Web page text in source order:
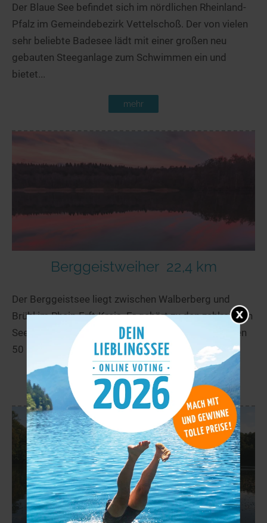
Der Blaue See befindet sich im nördlichen Rheinland-
Pfalz im Gemeindebezirk Vettelschoß. Der von vielen
sehr beliebte Badesee lädt mit einer großen neu
gebauten Steeganlage zum Schwimmen ein und
bietet...
mehr
Berggeistweiher 22,4 km
Der Berggeistsee liegt zwischen Walberberg und
Brühl im Rhein-Erft-Kreis. Er gehört zu den zahlreichen
Seen der Ville-Seenplatte, die aus einem weitläufigen
50 Quadratmeter großen Waldgebiet besteht und...
mehr